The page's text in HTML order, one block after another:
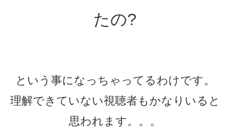
たの?
という事になっちゃってるわけです。
理解できていない視聴者もかなりいると
思われます。。。